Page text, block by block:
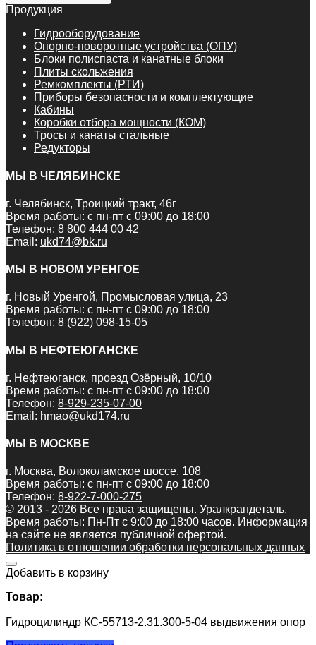
Продукция
Гидрооборудование
Опорно-поворотные устройства (ОПУ)
Блоки полиспаста и канатные блоки
Плиты скольжения
Ремкомплекты (РТИ)
Приборы безопасности и комплектующие
Кабины
Коробки отбора мощности (КОМ)
Тросы и канаты стальные
Редукторы
МЫ В ЧЕЛЯБИНСКЕ
г. Челябинск, Троицкий тракт, 46г
Время работы: с пн-пт с 09:00 до 18:00
Телефон: 8 800 444 00 42
Email: ukd74@bk.ru
МЫ В НОВОМ УРЕНГОЕ
г. Новый Уренгой, Промысловая улица, 23
Время работы: с пн-пт с 09:00 до 18:00
Телефон: 8 (922) 098-15-05
МЫ В НЕФТЕЮГАНСКЕ
г. Нефтеюганск, проезд Озёрный, 10/10
Время работы: с пн-пт с 09:00 до 18:00
Телефон: 8-929-235-07-00
Email: hmao@ukd174.ru
МЫ В МОСКВЕ
г. Москва, Волоколамское шоссе, 108
Время работы: с пн-пт с 09:00 до 18:00
Телефон: 8-922-7-000-275
© 2013 - 2026 Все права защищены. Уралкрандеталь.
Время работы: Пн-Пт c 9:00 до 18:00 часов. Информация
на сайте не является публичной офертой.
Политика в отношении обработки персональных данных
Добавить в корзину
Товар:
Гидроцилиндр КС-55713-2.31.300-5-04 выдвижения опор